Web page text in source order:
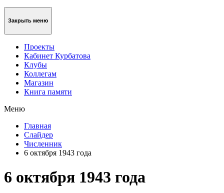
Закрыть меню
Проекты
Кабинет Курбатова
Клубы
Коллегам
Магазин
Книга памяти
Меню
Главная
Слайдер
Численник
6 октября 1943 года
6 октября 1943 года